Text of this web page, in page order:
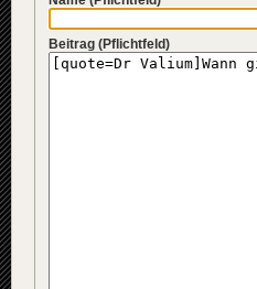
Beitrag (Pflichtfeld)